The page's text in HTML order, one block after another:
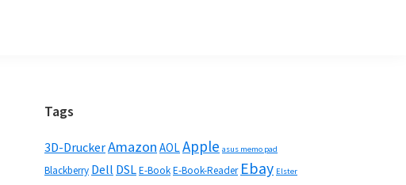
Seitenspalte
Tags
3D-DruckerAmazon AOLApple asus memo pad
Blackberry Dell DSLE-BookE-Book-Reader Ebay Elster